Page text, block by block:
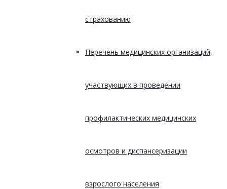
страхованию
Перечень медицинских организаций,
участвующих в проведении
профилактических медицинских
осмотров и диспансеризации
взрослого населения